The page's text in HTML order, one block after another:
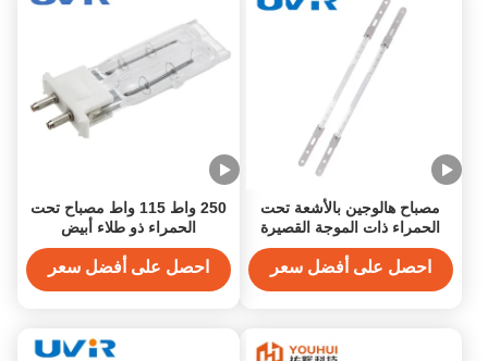
مصباح هالوجين بالأشعة تحت
الحمراء ذات الموجة القصيرة
235 فولت 1000 واط للتدفئة
والتجفيف
احصل على أفضل سعر
250 واط 115 واط مصباح تحت
الحمراء ذو طلاء أبيض
احصل على أفضل سعر